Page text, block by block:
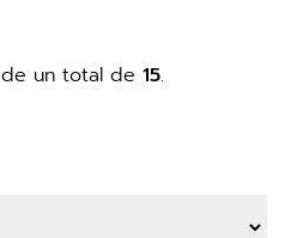
de un total de 15.